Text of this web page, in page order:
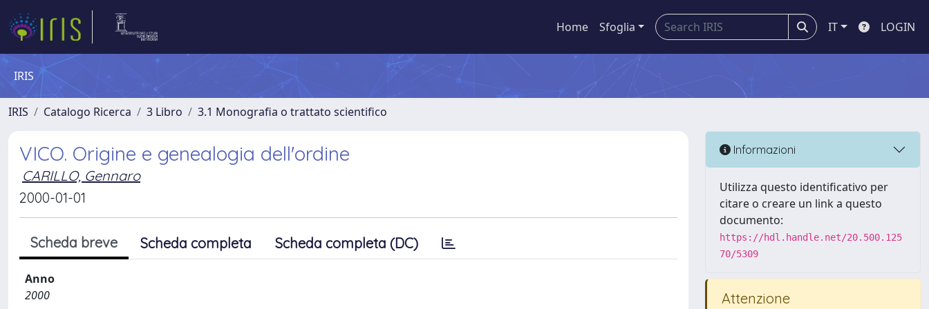
Home Sfoglia IT LOGIN
IRIS
IRIS Catalogo Ricerca 3 Libro 3.1 Monografia o trattato scientifico
VICO. Origine e genealogia dell'ordine
CARILLO, Gennaro
2000-01-01
Scheda breve Scheda completa Scheda completa (DC)
Anno
2000
Informazioni
Utilizza questo identificativo per
citare o creare un link a questo
documento:
https://hdl.handle.net/20.500.125
70/5309
Attenzione